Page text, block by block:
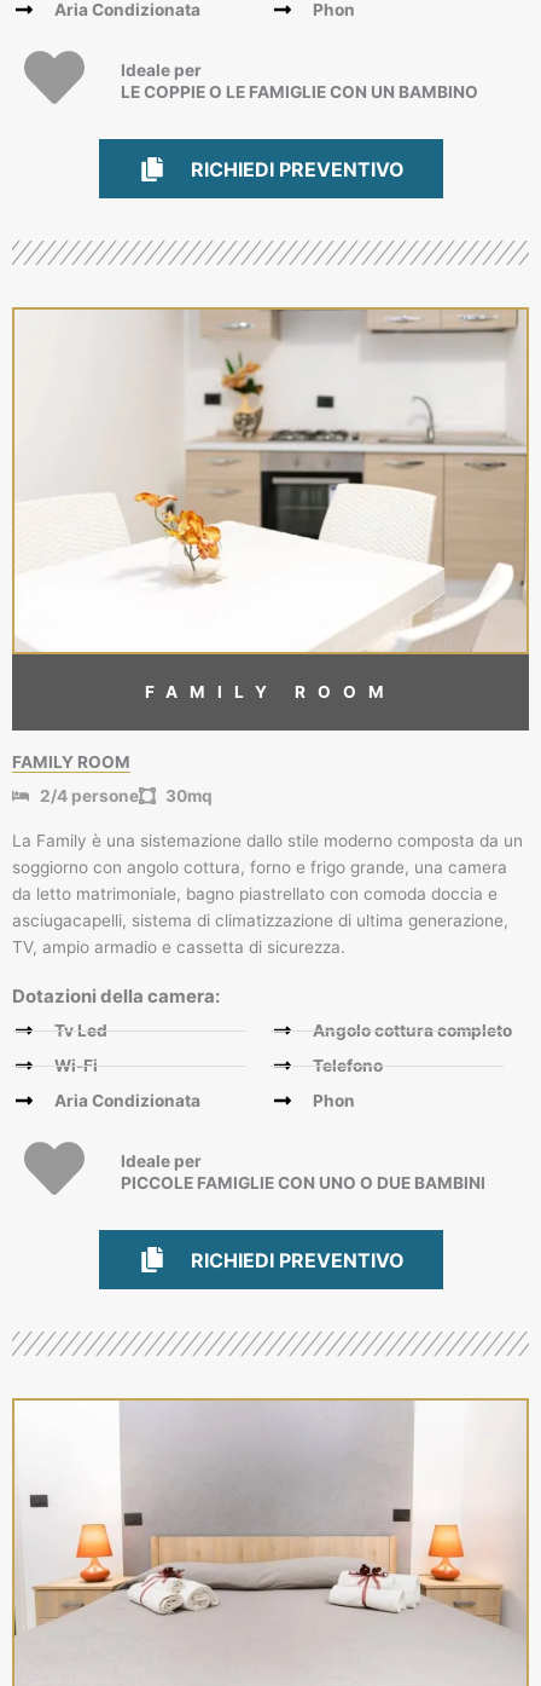
Aria Condizionata Phon
RICHIEDI PREVENTIVO
Ideale per
LE COPPIE O LE FAMIGLIE CON UN BAMBINO
FAMILY ROOM
2/4 persone
30mq
La Family è una sistemazione dallo stile moderno composta da un
soggiorno con angolo cottura, forno e frigo grande, una camera
da letto matrimoniale, bagno piastrellato con comoda doccia e
asciugacapelli, sistema di climatizzazione di ultima generazione,
TV, ampio armadio e cassetta di sicurezza.
Dotazioni della camera:
Tv Led
Wi-Fi
Aria Condizionata
Angolo cottura completo
Telefono
Phon
FAMILY ROOM
RICHIEDI PREVENTIVO
Ideale per
PICCOLE FAMIGLIE CON UNO O DUE BAMBINI